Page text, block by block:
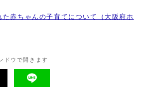
た赤ちゃんの子育てについて（大阪府ホ
ドウで開きます